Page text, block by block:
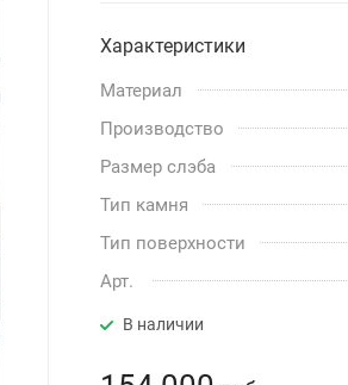
Характеристики
Материал
Производство
Размер слэба
Тип камня
Тип поверхности
Арт.
В наличии